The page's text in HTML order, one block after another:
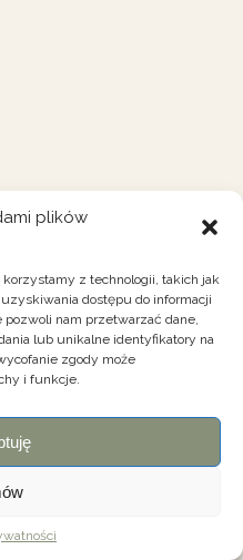
plików
z technologii, takich jak
dostępu do informacji
nam przetwarzać dane,
lub unikalne identyfikatory na
zgody może
i funkcje.